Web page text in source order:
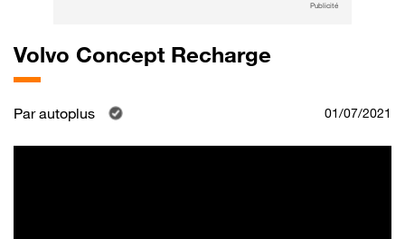
Publicité
Volvo Concept Recharge
Parautoplus 01/07/2021